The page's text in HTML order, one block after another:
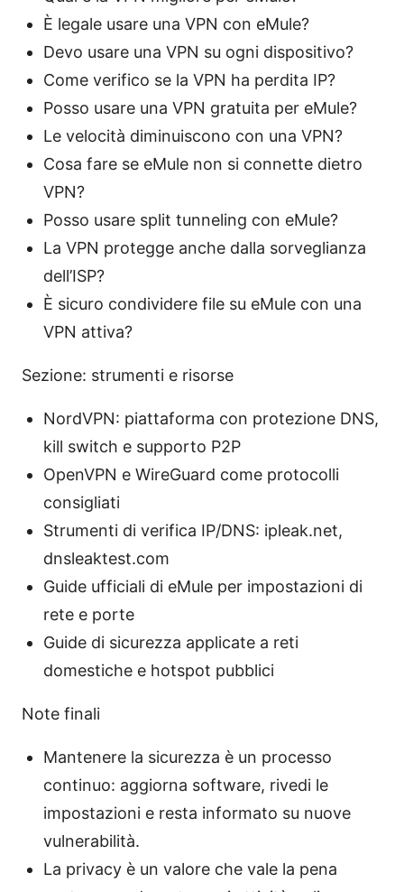
È legale usare una VPN con eMule?
Devo usare una VPN su ogni dispositivo?
Come verifico se la VPN ha perdita IP?
Posso usare una VPN gratuita per eMule?
Le velocità diminuiscono con una VPN?
Cosa fare se eMule non si connette dietro
VPN?
Posso usare split tunneling con eMule?
La VPN protegge anche dalla sorveglianza
dell’ISP?
È sicuro condividere file su eMule con una
VPN attiva?
Sezione: strumenti e risorse
NordVPN: piattaforma con protezione DNS,
kill switch e supporto P2P
OpenVPN e WireGuard come protocolli
consigliati
Strumenti di verifica IP/DNS: ipleak.net,
dnsleaktest.com
Guide ufficiali di eMule per impostazioni di
rete e porte
Guide di sicurezza applicate a reti
domestiche e hotspot pubblici
Note finali
Mantenere la sicurezza è un processo
continuo: aggiorna software, rivedi le
impostazioni e resta informato su nuove
vulnerabilità.
La privacy è un valore che vale la pena